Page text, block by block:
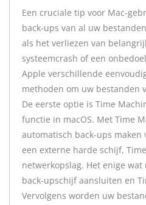
Een cruciale tip voor Mac-
back-ups van al uw
als het verliezen van
systeemcrash of een
Apple verschillende
methoden om uw bestanden
De eerste optie is Time
functie in macOS. Met Time
automatisch back-ups maken
een externe harde schijf,
netwerkopslag. Het enige
back-upschijf aansluiten en
Vervolgens worden uw